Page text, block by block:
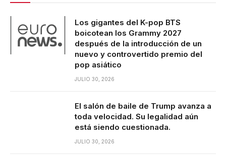
Los gigantes del K-pop BTS
boicotean los Grammy 2027
después de la introducción de un
nuevo y controvertido premio del
pop asiático
JULIO 30, 2026
El salón de baile de Trump avanza a
toda velocidad. Su legalidad aún
está siendo cuestionada.
JULIO 30, 2026